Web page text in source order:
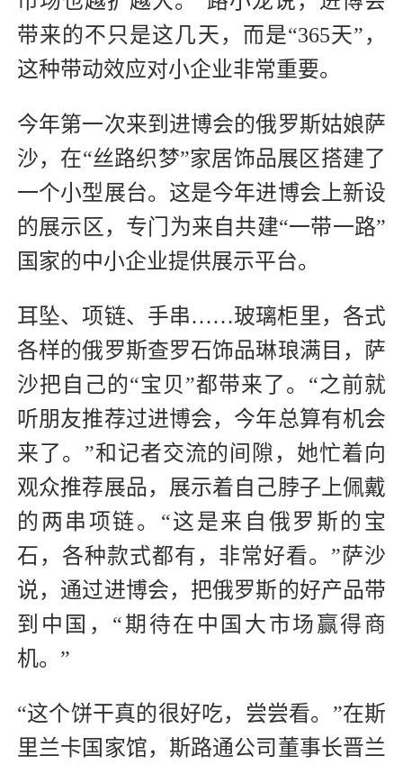
带来的不只是这几天，而是“365天”，
这种带动效应对小企业非常重要。
今年第一次来到进博会的俄罗斯姑娘萨
沙，在“丝路织梦”家居饰品展区搭建了
一个小型展台。这是今年进博会上新设
的展示区，专门为来自共建“一带一路”
国家的中小企业提供展示平台。
耳坠、项链、手串……玻璃柜里，各式
各样的俄罗斯查罗石饰品琳琅满目，萨
沙把自己的“宝贝”都带来了。“之前就
听朋友推荐过进博会，今年总算有机会
来了。”和记者交流的间隙，她忙着向
观众推荐展品，展示着自己脖子上佩戴
的两串项链。“这是来自俄罗斯的宝
石，各种款式都有，非常好看。”萨沙
说，通过进博会，把俄罗斯的好产品带
到中国，“期待在中国大市场赢得商
机。”
“这个饼干真的很好吃，尝尝看。”在斯
里兰卡国家馆，斯路通公司董事长晋兰